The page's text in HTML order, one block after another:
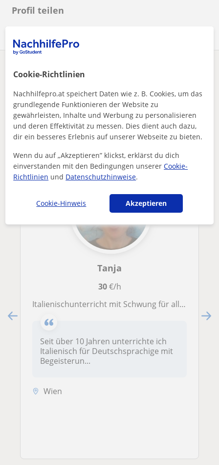
Profil teilen
Enthält dieses Profil einen Fehler?
Nachhilfeunterricht Italienisch
Wien
Bilingualer Student bietet Hilfe in Italienisch und Deutsch ...
Andere Italienisch-lehrer in Wien die dich
interessieren könnten
Tanja
30€/h
Italienischunterricht mit Schwung für alle Altersstufen – in Wien vor Ort oder überall online.
Seit über 10 Jahren unterrichte ich
Italienisch für Deutschsprachige mit
Begeisterun...
Wien
Cookie-Richtlinien
Nachhilfepro.at speichert Daten wie z. B. Cookies, um das
grundlegende Funktionieren der Website zu
gewährleisten, Inhalte und Werbung zu personalisieren
und deren Effektivität zu messen. Dies dient auch dazu,
dir ein besseres Erlebnis auf unserer Webseite zu bieten.
Wenn du auf „Akzeptieren” klickst, erklärst du dich
einverstanden mit den Bedingungen unsererCookie-
Richtlinien und Datenschutzhinweise.
Cookie-Hinweis Akzeptieren